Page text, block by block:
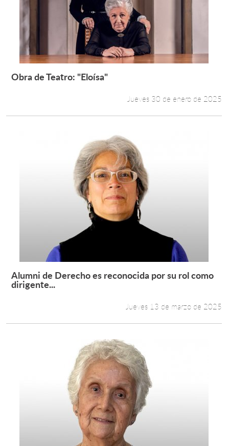
Obra de Teatro: "Eloísa"
Jueves 30 de enero de 2025
Leer más +
Alumni de Derecho es reconocida por su rol como
dirigente...
Jueves 13 de marzo de 2025